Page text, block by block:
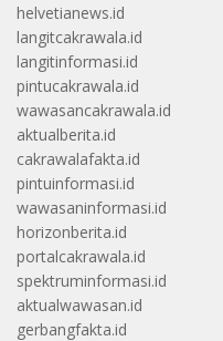
helvetianews.id
langitcakrawala.id
langitinformasi.id
pintucakrawala.id
wawasancakrawala.id
aktualberita.id
cakrawalafakta.id
pintuinformasi.id
wawasaninformasi.id
horizonberita.id
portalcakrawala.id
spektruminformasi.id
aktualwawasan.id
gerbangfakta.id